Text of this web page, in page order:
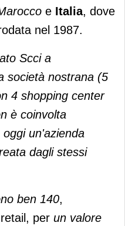
e Italia, dove
nel 1987.
Scci a
società nostrana (5
4 shopping center
è coinvolta
un'azienda
dagli stessi
ben 140,
per un valore